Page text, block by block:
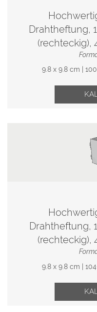
Drahtheftung,
9.8 x 9.8 cm |
Drahtheftung,
9.8 x 9.8 cm |